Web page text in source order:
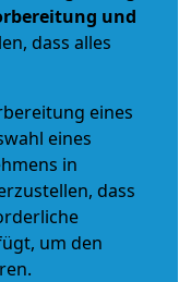
und
dass alles
eines
eines
in
dass
um den